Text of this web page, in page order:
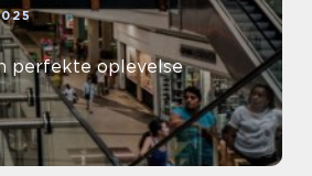
perfekte oplevelse